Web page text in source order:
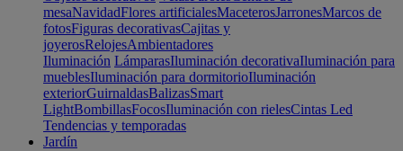
mesaNavidadFlores artificialesMaceterosJarronesMarcos de
fotosFiguras decorativasCajitas y
joyerosRelojesAmbientadores
Iluminación LámparasIluminación decorativaIluminación para
mueblesIluminación para dormitorioIluminación
exteriorGuirnaldasBalizasSmart
LightBombillasFocosIluminación con rielesCintas Led
Tendencias y temporadas
Jardín